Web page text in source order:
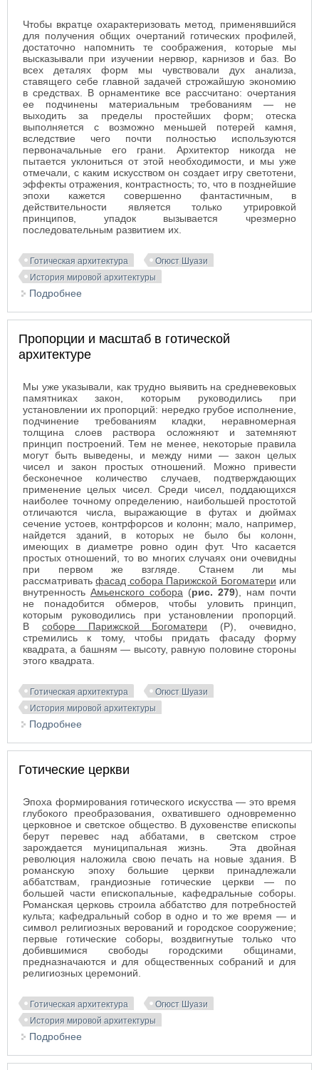
Чтобы вкратце охарактеризовать метод, применявшийся
для получения общих очертаний готических профилей,
достаточно напомнить те соображения, которые мы
высказывали при изучении нервюр, карнизов и баз. Во
всех деталях форм мы чувствовали дух анализа,
ставящего себе главной задачей строжайшую экономию
в средствах. В орнаментике все рассчитано: очертания
ее подчинены материальным требованиям — не
выходить за пределы простейших форм; отеска
выполняется с возможно меньшей потерей камня,
вследствие чего почти полностью используются
первоначальные его грани. Архитектор никогда не
пытается уклониться от этой необходимости, и мы уже
отмечали, с каким искусством он создает игру светотени,
эффекты отражения, контрастность; то, что в позднейшие
эпохи кажется совершенно фантастичным, в
действительности является только утрировкой
принципов, упадок вызывается чрезмерно
последовательным развитием их.
Готическая архитектура
Огюст Шуази
История мировой архитектуры
Подробнее
Пропорции и масштаб в готической
архитектуре
Мы уже указывали, как трудно выявить на средневековых
памятниках закон, которым руководились при
установлении их пропорций: нередко грубое исполнение,
подчинение требованиям кладки, неравномерная
толщина слоев раствора осложняют и затемняют
принцип построений. Тем не менее, некоторые правила
могут быть выведены, и между ними — закон целых
чисел и закон простых отношений. Можно привести
бесконечное количество случаев, подтверждающих
применение целых чисел. Среди чисел, поддающихся
наиболее точному определению, наибольшей простотой
отличаются числа, выражающие в футах и дюймах
сечение устоев, контрфорсов и колонн; мало, например,
найдется зданий, в которых не было бы колонн,
имеющих в диаметре ровно один фут. Что касается
простых отношений, то во многих случаях они очевидны
при первом же взгляде. Станем ли мы
рассматриватьфасад собора Парижской Богоматери или
внутренность Амьенского собора (рис. 279), нам почти
не понадобится обмеров, чтобы уловить принцип,
которым руководились при установлении пропорций.
В соборе Парижской Богоматери (Р), очевидно,
стремились к тому, чтобы придать фасаду форму
квадрата, а башням — высоту, равную половине стороны
этого квадрата.
Готическая архитектура
Огюст Шуази
История мировой архитектуры
Подробнее
Готические церкви
Эпоха формирования готического искусства — это время
глубокого преобразования, охватившего одновременно
церковное и светское общество. В духовенстве епископы
берут перевес над аббатами, в светском строе
зарождается муниципальная жизнь. Эта двойная
революция наложила свою печать на новые здания. В
романскую эпоху большие церкви принадлежали
аббатствам, грандиозные готические церкви — по
большей части епископальные, кафедральные соборы.
Романская церковь строила аббатство для потребностей
культа; кафедральный собор в одно и то же время — и
символ религиозных верований и городское сооружение;
первые готические соборы, воздвигнутые только что
добившимися свободы городскими общинами,
предназначаются и для общественных собраний и для
религиозных церемоний.
Готическая архитектура
Огюст Шуази
История мировой архитектуры
Подробнее